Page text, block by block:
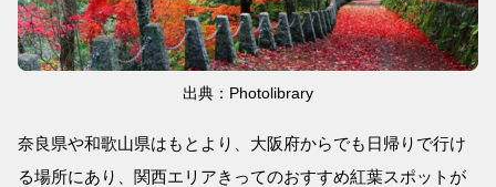
出典：Photolibrary
奈良県や和歌山県はもとより、大阪府からでも日帰りで行け
る場所にあり、関西エリアきってのおすすめ紅葉スポットが